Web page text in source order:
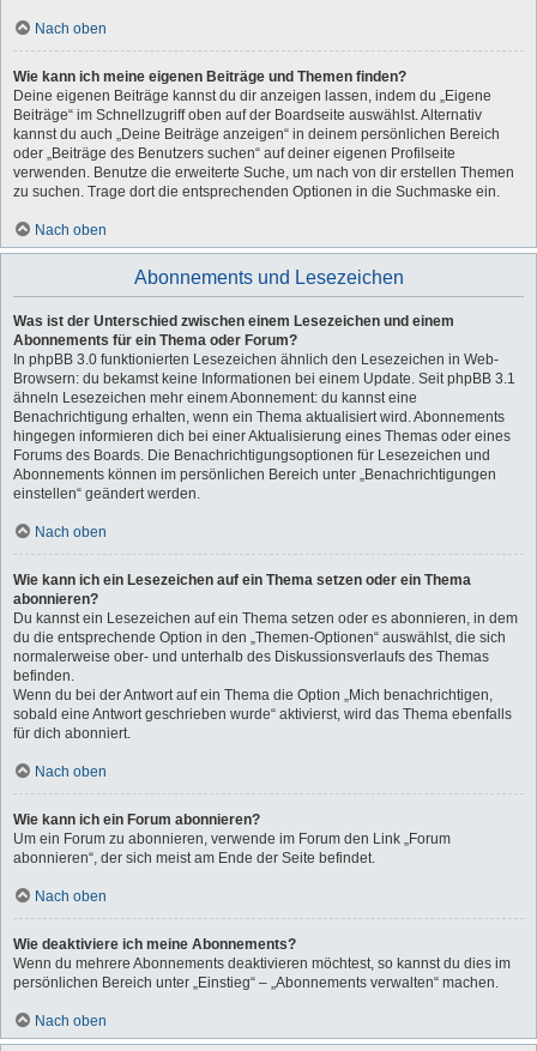
Nach oben
Wie kann ich meine eigenen Beiträge und Themen finden?
Deine eigenen Beiträge kannst du dir anzeigen lassen, indem du „Eigene
Beiträge“ im Schnellzugriff oben auf der Boardseite auswählst. Alternativ
kannst du auch „Deine Beiträge anzeigen“ in deinem persönlichen Bereich
oder „Beiträge des Benutzers suchen“ auf deiner eigenen Profilseite
verwenden. Benutze die erweiterte Suche, um nach von dir erstellen Themen
zu suchen. Trage dort die entsprechenden Optionen in die Suchmaske ein.
Nach oben
Abonnements und Lesezeichen
Was ist der Unterschied zwischen einem Lesezeichen und einem
Abonnements für ein Thema oder Forum?
In phpBB 3.0 funktionierten Lesezeichen ähnlich den Lesezeichen in Web-
Browsern: du bekamst keine Informationen bei einem Update. Seit phpBB 3.1
ähneln Lesezeichen mehr einem Abonnement: du kannst eine
Benachrichtigung erhalten, wenn ein Thema aktualisiert wird. Abonnements
hingegen informieren dich bei einer Aktualisierung eines Themas oder eines
Forums des Boards. Die Benachrichtigungsoptionen für Lesezeichen und
Abonnements können im persönlichen Bereich unter „Benachrichtigungen
einstellen“ geändert werden.
Nach oben
Wie kann ich ein Lesezeichen auf ein Thema setzen oder ein Thema
abonnieren?
Du kannst ein Lesezeichen auf ein Thema setzen oder es abonnieren, in dem
du die entsprechende Option in den „Themen-Optionen“ auswählst, die sich
normalerweise ober- und unterhalb des Diskussionsverlaufs des Themas
befinden.
Wenn du bei der Antwort auf ein Thema die Option „Mich benachrichtigen,
sobald eine Antwort geschrieben wurde“ aktivierst, wird das Thema ebenfalls
für dich abonniert.
Nach oben
Wie kann ich ein Forum abonnieren?
Um ein Forum zu abonnieren, verwende im Forum den Link „Forum
abonnieren“, der sich meist am Ende der Seite befindet.
Nach oben
Wie deaktiviere ich meine Abonnements?
Wenn du mehrere Abonnements deaktivieren möchtest, so kannst du dies im
persönlichen Bereich unter „Einstieg“ – „Abonnements verwalten“ machen.
Nach oben